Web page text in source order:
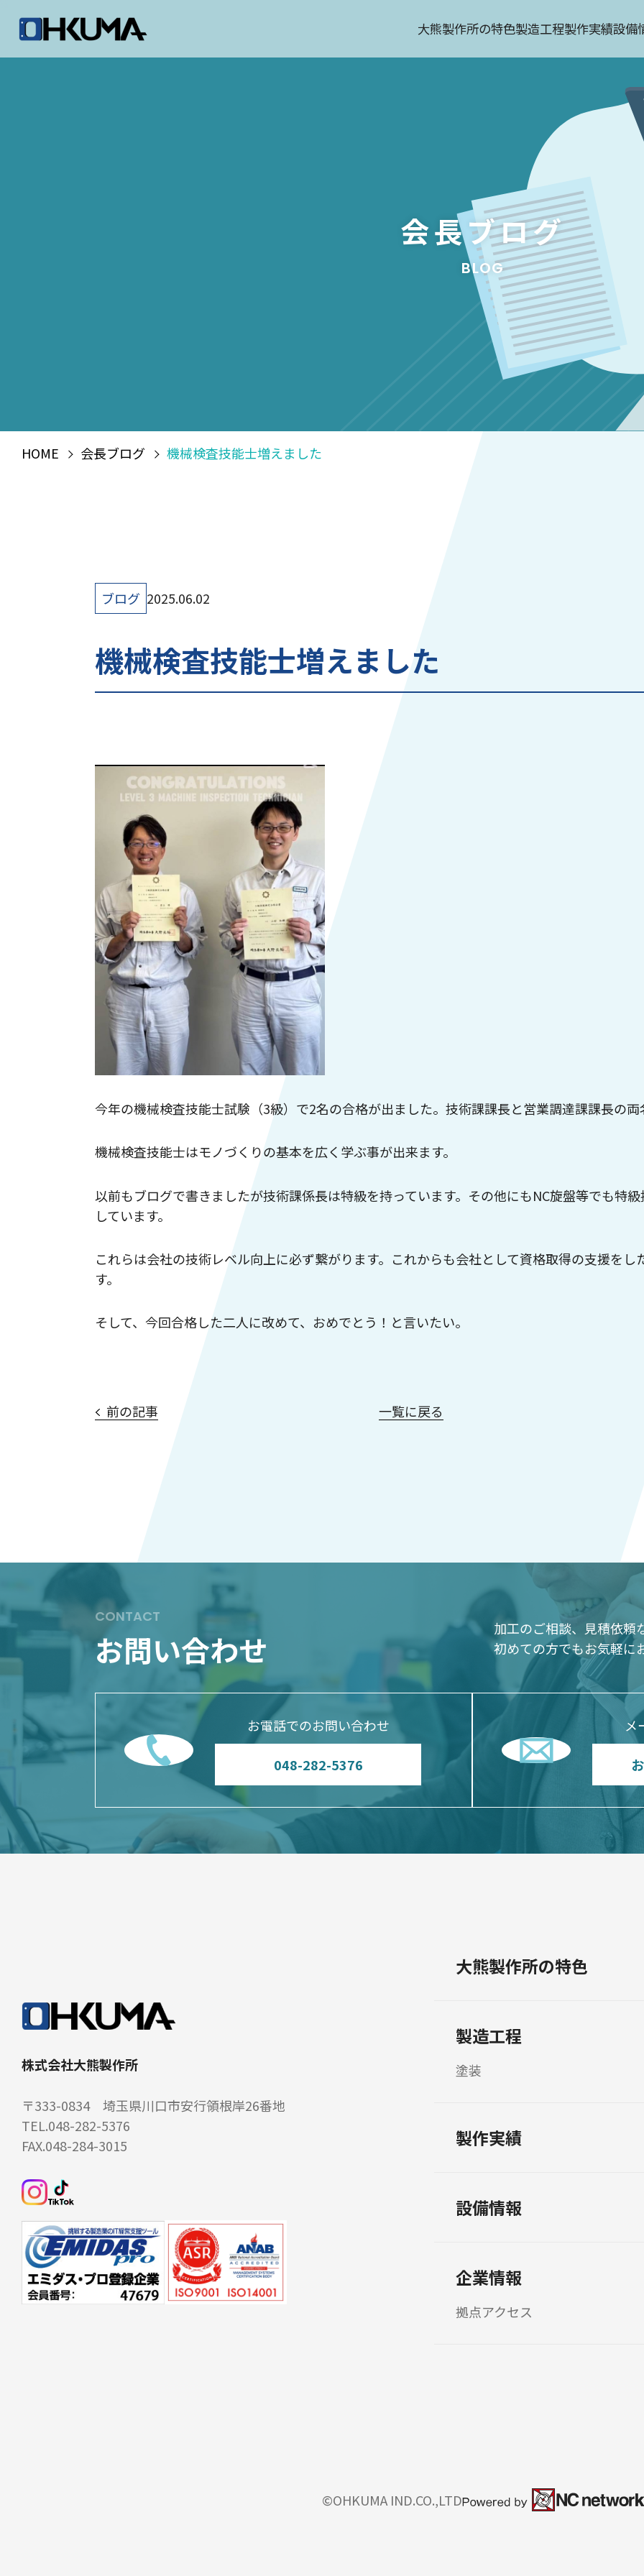
大熊製作所の特色製造工程製作実績設備
会長ブログ
BLOG
HOME 会長ブログ 機械検査技能士増えました
ブログ 2025.06.02
機械検査技能士増えました
今年の機械検査技能士試験（3級）で2名の合格が出ました。技術課課長と営業調達課課長の両
機械検査技能士はモノづくりの基本を広く学ぶ事が出来ます。
以前もブログで書きましたが技術課係長は特級を持っています。その他にもNC旋盤等でも特
しています。
これらは会社の技術レベル向上に必ず繋がります。これからも会社として資格取得の支援をし
す。
そして、今回合格した二人に改めて、おめでとう！と言いたい。
前の記事 一覧に戻る
CONTACT
お問い合わせ
加工のご相談、見積依頼
初めての方でもお気軽に
お電話でのお問い合わせ
048-282-5376
メ
株式会社大熊製作所
〒333-0834 埼玉県川口市安行領根岸26番地
TEL.048-282-5376
FAX.048-284-3015
大熊製作所の特色
製造工程
塗装
製作実績
設備情報
企業情報
拠点アクセス
©OHKUMA IND.CO.,LTD